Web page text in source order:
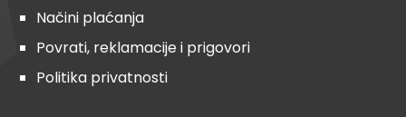
Načini plaćanja
Povrati, reklamacije i prigovori
Politika privatnosti